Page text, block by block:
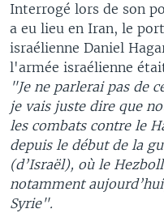
Interrogé lors de son
a eu lieu en Iran, le
israélienne Daniel
l'armée israélienne
"Je ne parlerai pas de
je vais juste dire que
les combats contre le
depuis le début de la
(d’Israël), où le
notamment
Syrie".